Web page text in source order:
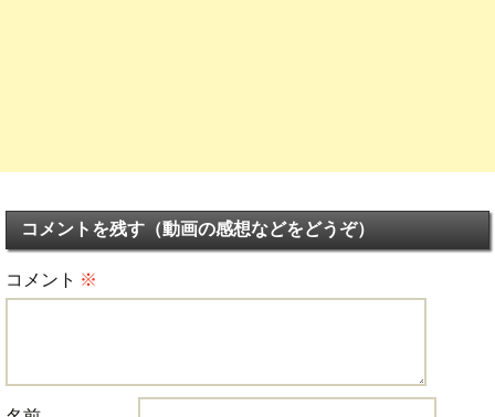
コメントを残す（動画の感想などをどうぞ）
コメント ※